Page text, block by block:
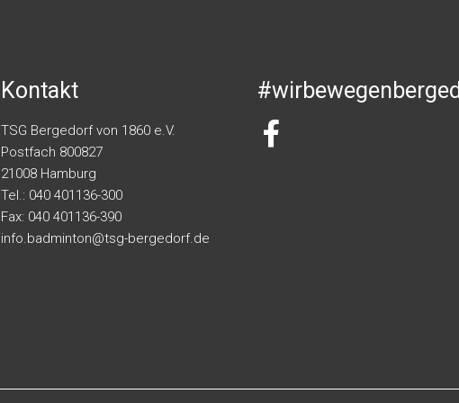
Kontakt
TSG Bergedorf von 1860 e.V.
Postfach 800827
21008 Hamburg
Tel.: 040 401136-300
Fax: 040 401136-390
info.badminton@tsg-bergedorf.de